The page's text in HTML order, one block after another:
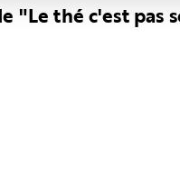
"Le thé c'est pas